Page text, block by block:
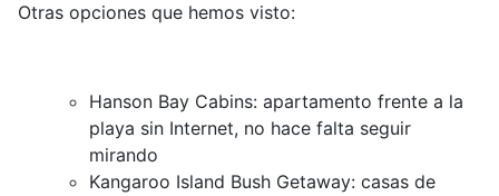
Otras opciones que hemos visto:
Hanson Bay Cabins: apartamento frente a la
playa sin Internet, no hace falta seguir
mirando
Kangaroo Island Bush Getaway: casas de